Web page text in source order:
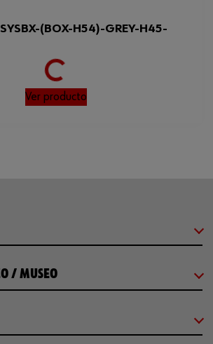
(BOX-H54)-GREY-H45-
Loading...
Ver producto
/ MUSEO